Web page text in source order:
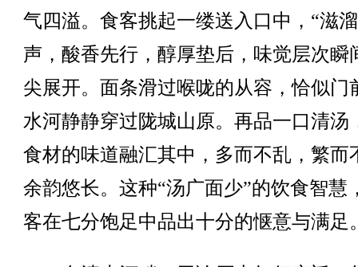
气四溢。食客挑起一缕送入口中，“滋
声，酸香先行，醇厚垫后，味觉层次瞬
尖展开。面条滑过喉咙的从容，恰似门
水河静静穿过陇城山原。再品一口清汤
食材的味道融汇其中，多而不乱，繁而
余韵悠长。这种“汤广面少”的饮食智慧
客在七分饱足中品出十分的惬意与满足